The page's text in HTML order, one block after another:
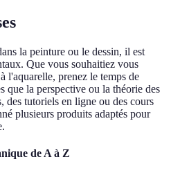
la peinture ou le dessin, il est
Que vous souhaitiez vous
l'aquarelle, prenez le temps de
que la perspective ou la théorie des
des tutoriels en ligne ou des cours
plusieurs produits adaptés pour
de A à Z